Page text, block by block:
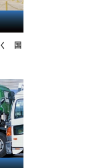
く 国